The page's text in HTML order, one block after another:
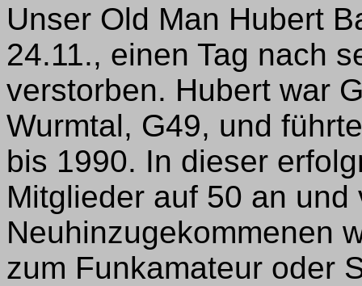
Unser Old Man Hubert
24.11., einen Tag nach
verstorben. Hubert war
Wurmtal, G49, und
bis 1990. In dieser
Mitglieder auf 50 an und
Neuhinzugekommenen
zum Funkamateur oder